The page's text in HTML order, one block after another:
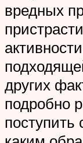
вредных
других
подробно
поступить